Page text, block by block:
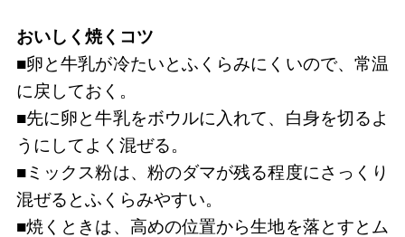
おいしく焼くコツ
■卵と牛乳が冷たいとふくらみにくいので、常温
に戻しておく。
■先に卵と牛乳をボウルに入れて、白身を切るよ
うにしてよく混ぜる。
■ミックス粉は、粉のダマが残る程度にさっくり
混ぜるとふくらみやすい。
■焼くときは、高めの位置から生地を落とすとム